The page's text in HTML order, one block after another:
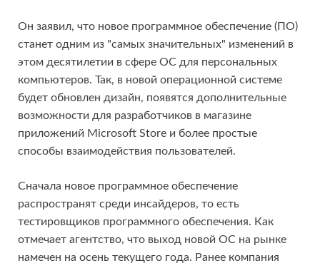
Он заявил, что новое программное обеспечение (ПО)
станет одним из "самых значительных" изменений в
этом десятилетии в сфере ОС для персональных
компьютеров. Так, в новой операционной системе
будет обновлен дизайн, появятся дополнительные
возможности для разработчиков в магазине
приложений Microsoft Store и более простые
способы взаимодействия пользователей.
Сначала новое программное обеспечение
распространят среди инсайдеров, то есть
тестировщиков программного обеспечения. Как
отмечает агентство, что выход новой ОС на рынке
намечен на осень текущего года. Ранее компания